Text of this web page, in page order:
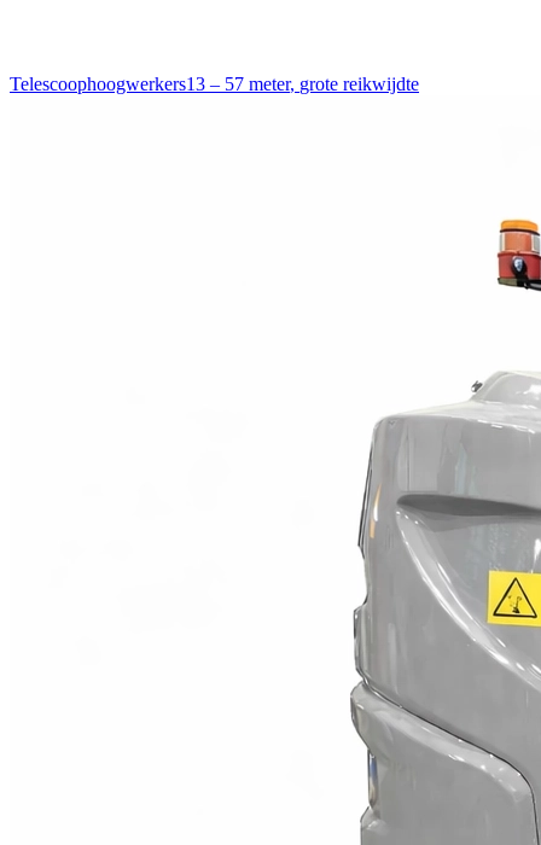
Telescoophoogwerkers13 – 57 meter, grote reikwijdte